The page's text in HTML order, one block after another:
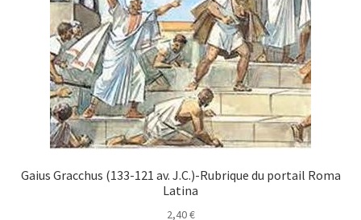
Gaius Gracchus (133-121 av. J.C.)-Rubrique du portail Roma
Latina
2,40€